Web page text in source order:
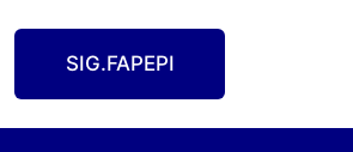
SIG.FAPEPI